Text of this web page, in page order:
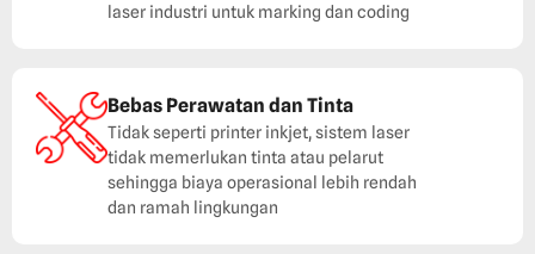
laser industri untuk marking dan coding
Bebas Perawatan dan Tinta
Tidak seperti printer inkjet, sistem laser
tidak memerlukan tinta atau pelarut
sehingga biaya operasional lebih rendah
dan ramah lingkungan